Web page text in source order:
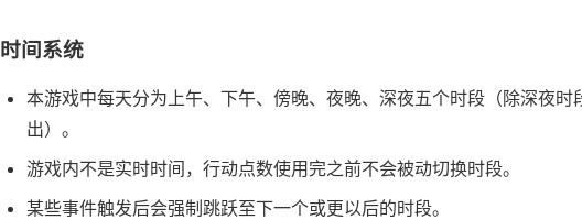
时间系统
本游戏中每天分为上午、下午、傍晚、夜晚、深夜五个时段（除深夜时
出）。
游戏内不是实时时间，行动点数使用完之前不会被动切换时段。
某些事件触发后会强制跳跃至下一个或更以后的时段。